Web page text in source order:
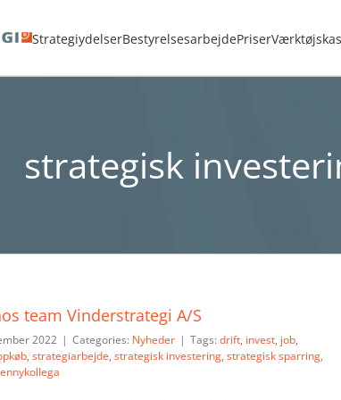
StrategiydelserBestyrelsesarbejdePriser
strategisk
team Vinderstrategi A/S
2022 | Categories: Nyheder | Tags: drift, invest, job,
, strategiarbejde, strategisk investering, strategisk sparring,